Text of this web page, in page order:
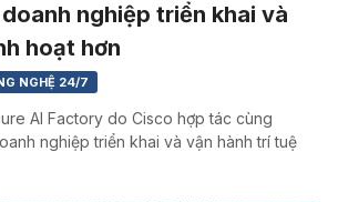
nghiệp triển khai và
hoạt hơn
NGHỆ 24/7
AI Factory do Cisco hợp tác cùng
nghiệp triển khai và vận hành trí tuệ